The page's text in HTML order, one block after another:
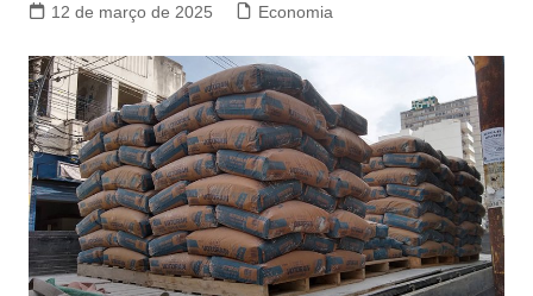
12 de março de 2025 Economia